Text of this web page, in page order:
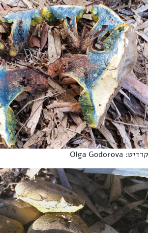
קרדיט: Olga Godorova